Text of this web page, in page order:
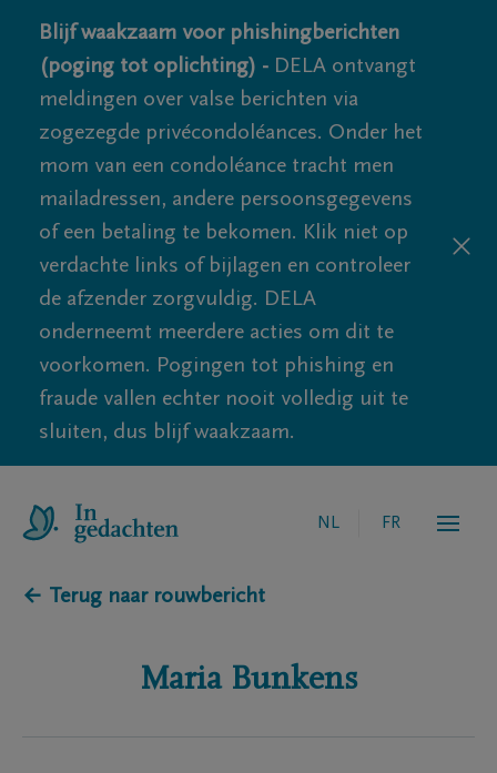
Blijf waakzaam voor phishingberichten
(poging tot oplichting) - DELA ontvangt
meldingen over valse berichten via
zogezegde privécondoléances. Onder het
mom van een condoléance tracht men
mailadressen, andere persoonsgegevens
of een betaling te bekomen. Klik niet op
verdachte links of bijlagen en controleer
de afzender zorgvuldig. DELA
onderneemt meerdere acties om dit te
voorkomen. Pogingen tot phishing en
fraude vallen echter nooit volledig uit te
sluiten, dus blijf waakzaam.
NL FR
← Terug naar rouwbericht
Maria Bunkens